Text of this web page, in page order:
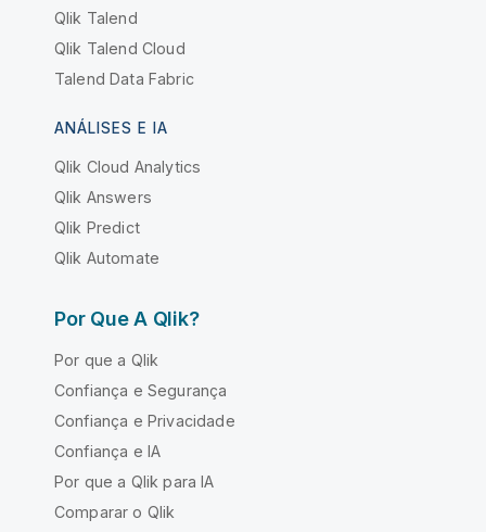
Qlik Talend
Qlik Talend Cloud
Talend Data Fabric
ANÁLISES E IA
Qlik Cloud Analytics
Qlik Answers
Qlik Predict
Qlik Automate
Por Que A Qlik?
Por que a Qlik
Confiança e Segurança
Confiança e Privacidade
Confiança e IA
Por que a Qlik para IA
Comparar o Qlik